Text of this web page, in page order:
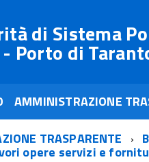
di Sistema
Porto di
AMMINISTRAZIONE
TRASPARENTE
opere servizi e